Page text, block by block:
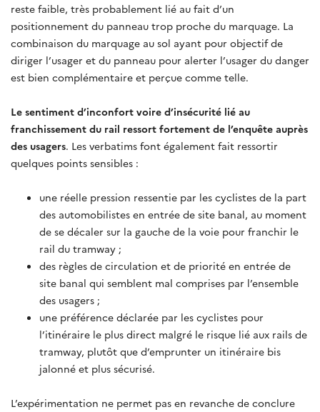
reste faible, très probablement lié au fait d’un
positionnement du panneau trop proche du marquage. La
combinaison du marquage au sol ayant pour objectif de
diriger l’usager et du panneau pour alerter l’usager du danger
est bien complémentaire et perçue comme telle.
Le sentiment d’inconfort voire d’insécurité lié au
franchissement du rail ressort fortement de l’enquête auprès
des usagers. Les verbatims font également fait ressortir
quelques points sensibles :
une réelle pression ressentie par les cyclistes de la part
des automobilistes en entrée de site banal, au moment
de se décaler sur la gauche de la voie pour franchir le
rail du tramway ;
des règles de circulation et de priorité en entrée de
site banal qui semblent mal comprises par l’ensemble
des usagers ;
une préférence déclarée par les cyclistes pour
l’itinéraire le plus direct malgré le risque lié aux rails de
tramway, plutôt que d’emprunter un itinéraire bis
jalonné et plus sécurisé.
L’expérimentation ne permet pas en revanche de conclure